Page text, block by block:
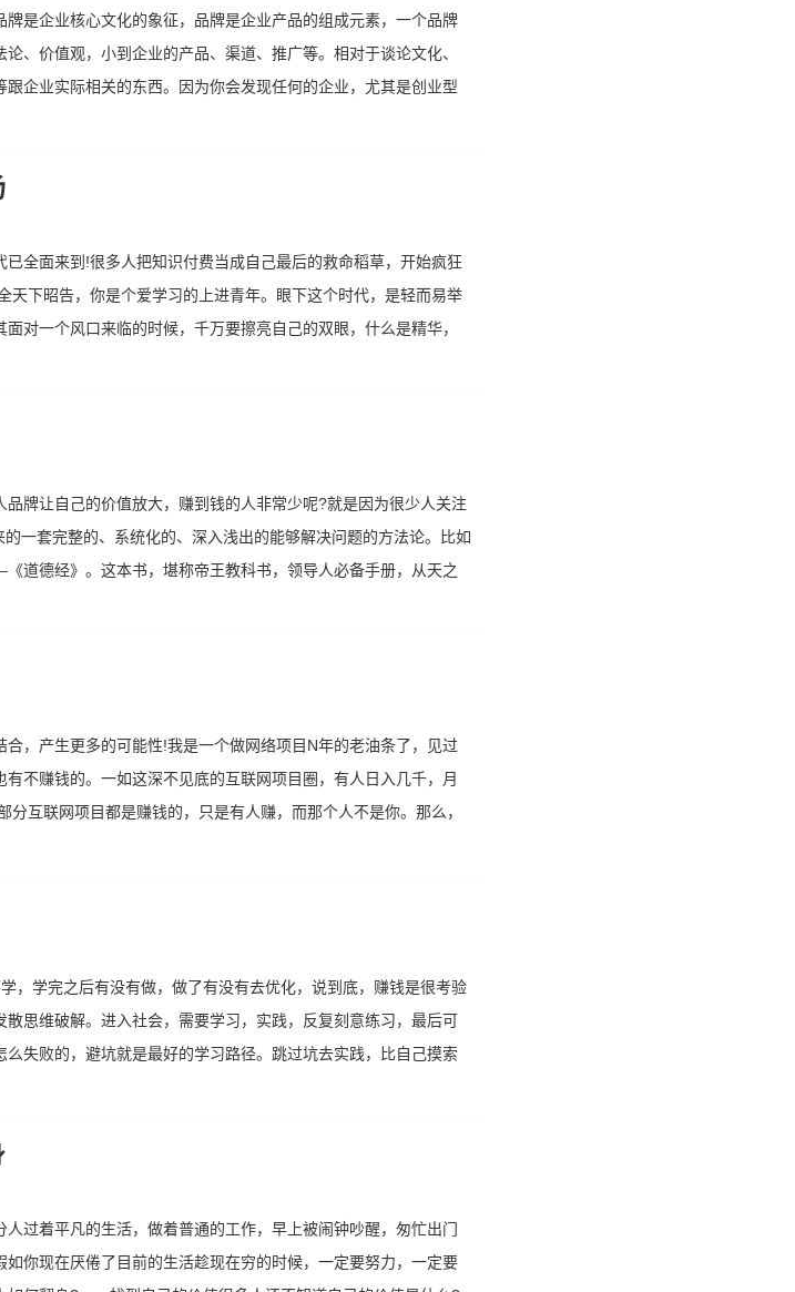
是企业核心文化的象征，品牌是企业产品的组成元素，一个品牌
、价值观，小到企业的产品、渠道、推广等。相对于谈论文化、
企业实际相关的东西。因为你会发现任何的企业，尤其是创业型
全面来到!很多人把知识付费当成自己最后的救命稻草，开始疯狂
下昭告，你是个爱学习的上进青年。眼下这个时代，是轻而易举
对一个风口来临的时候，千万要擦亮自己的双眼，什么是精华，
牌让自己的价值放大，赚到钱的人非常少呢?就是因为很少人关注
一套完整的、系统化的、深入浅出的能够解决问题的方法论。比如
道德经》。这本书，堪称帝王教科书，领导人必备手册，从天之
，产生更多的可能性!我是一个做网络项目N年的老油条了，见过
不赚钱的。一如这深不见底的互联网项目圈，有人日入几千，月
互联网项目都是赚钱的，只是有人赚，而那个人不是你。那么，
，学完之后有没有做，做了有没有去优化，说到底，赚钱是很考验
思维破解。进入社会，需要学习，实践，反复刻意练习，最后可
失败的，避坑就是最好的学习路径。跳过坑去实践，比自己摸索
过着平凡的生活，做着普通的工作，早上被闹钟吵醒，匆忙出门
你现在厌倦了目前的生活趁现在穷的时候，一定要努力，一定要